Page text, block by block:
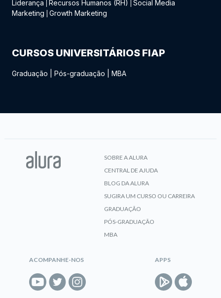
Liderança
Recursos Humanos (RH)
Social Media
Marketing
Growth Marketing
CURSOS UNIVERSITÁRIOS FIAP
Graduação Pós-graduação MBA
SOBRE A ALURA
CENTRAL DE AJUDA
BLOG DA ALURA
SUGIRA UM CURSO OU CARREIRA
GRADUAÇÃO
PÓS-GRADUAÇÃO
MBA
ACOMPANHE-NOS APPS